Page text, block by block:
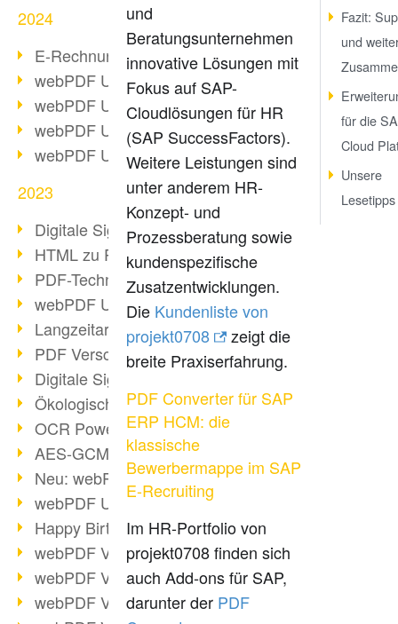
2024
E-Rechnungsstellung ab 2025
webPDF Update 9.0.0.3584
webPDF Update 9.0.0.3479
webPDF Update 9.0.0.3361
webPDF Update 9.0.0.3264
2023
Digitale Signatur in PDF
HTML zu PDF
PDF-Techniken für Barrierefreiheit
webPDF Update 9.0.0.3149
Langzeitarchivierung mit PDF/A
PDF Verschlüsselung
Digitale Signaturen
Ökologischen Abdruck reduzieren
OCR Power für Profis
AES-GCM-Unterstützung (PDF 2.0)
Neu: webPDF Developer Hub
webPDF Update 9.0.0.2898
Happy Birthday, PDF!
webPDF Video-Session 4
webPDF Video-Session 3
webPDF Video-Session 2
und
Beratungsunternehmen
innovative Lösungen mit
Fokus auf SAP-
Cloudlösungen für HR
(SAP SuccessFactors).
Weitere Leistungen sind
unter anderem HR-
Konzept- und
Prozessberatung sowie
kundenspezifische
Zusatzentwicklungen.
Die Kundenliste von
projekt0708
zeigt die
breite Praxiserfahrung.
PDF Converter für SAP
ERP HCM: die
klassische
Bewerbermappe im SAP
E-Recruiting
Im HR-Portfolio von
projekt0708 finden sich
auch Add-ons für SAP,
darunter der PDF
Fazit:
und
für die
Cloud
Unsere
Lesetipps